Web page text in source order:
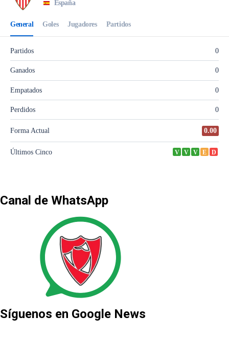
Canal de WhatsApp
Síguenos en Google News